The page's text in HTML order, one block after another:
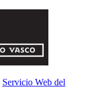
Servicio Web del